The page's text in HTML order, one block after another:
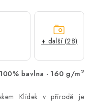
100% bavlna - 160 g/m 2
Klídek v přírodě je
+ další (28)